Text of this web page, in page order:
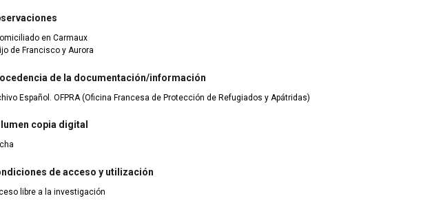
en Carmaux
de Francisco y Aurora
de la documentación/información
Español. OFPRA (Oficina Francesa de Protección de Refugiados y Apátridas)
copia digital
de acceso y utilización
libre a la investigación